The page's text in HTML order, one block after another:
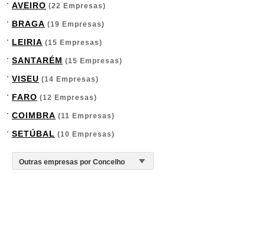
AVEIRO (22 Empresas)
BRAGA (19 Empresas)
LEIRIA (15 Empresas)
SANTARÉM (15 Empresas)
VISEU (14 Empresas)
FARO (12 Empresas)
COIMBRA (11 Empresas)
SETÚBAL (10 Empresas)